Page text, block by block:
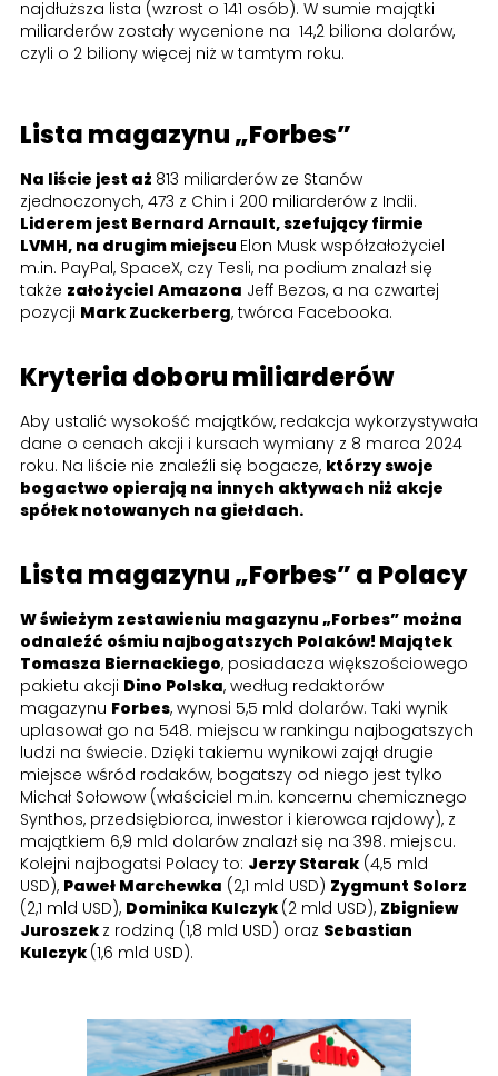
najdłuższa lista (wzrost o 141 osób). W sumie majątki
miliarderów zostały wycenione na 14,2 biliona dolarów,
czyli o 2 biliony więcej niż w tamtym roku.
Lista magazynu „Forbes”
Na liście jest aż 813 miliarderów ze Stanów
zjednoczonych, 473 z Chin i 200 miliarderów z Indii.
Liderem jest Bernard Arnault, szefujący firmie
LVMH, na drugim miejscu Elon Musk współzałożyciel
m.in. PayPal, SpaceX, czy Tesli, na podium znalazł się
także założyciel Amazona Jeff Bezos, a na czwartej
pozycji Mark Zuckerberg, twórca Facebooka.
Kryteria doboru miliarderów
Aby ustalić wysokość majątków, redakcja wykorzystywała
dane o cenach akcji i kursach wymiany z 8 marca 2024
roku. Na liście nie znaleźli się bogacze, którzy swoje
bogactwo opierają na innych aktywach niż akcje
spółek notowanych na giełdach.
Lista magazynu „Forbes” a Polacy
W świeżym zestawieniu magazynu „Forbes” można
odnaleźć ośmiu najbogatszych Polaków! Majątek
Tomasza Biernackiego, posiadacza większościowego
pakietu akcji Dino Polska, według redaktorów
magazynu Forbes, wynosi 5,5 mld dolarów. Taki wynik
uplasował go na 548. miejscu w rankingu najbogatszych
ludzi na świecie. Dzięki takiemu wynikowi zajął drugie
miejsce wśród rodaków, bogatszy od niego jest tylko
Michał Sołowow (właściciel m.in. koncernu chemicznego
Synthos, przedsiębiorca, inwestor i kierowca rajdowy), z
majątkiem 6,9 mld dolarów znalazł się na 398. miejscu.
Kolejni najbogatsi Polacy to: Jerzy Starak (4,5 mld
USD), Paweł Marchewka (2,1 mld USD) Zygmunt Solorz
(2,1 mld USD), Dominika Kulczyk (2 mld USD), Zbigniew
Juroszek z rodziną (1,8 mld USD) oraz Sebastian
Kulczyk (1,6 mld USD).